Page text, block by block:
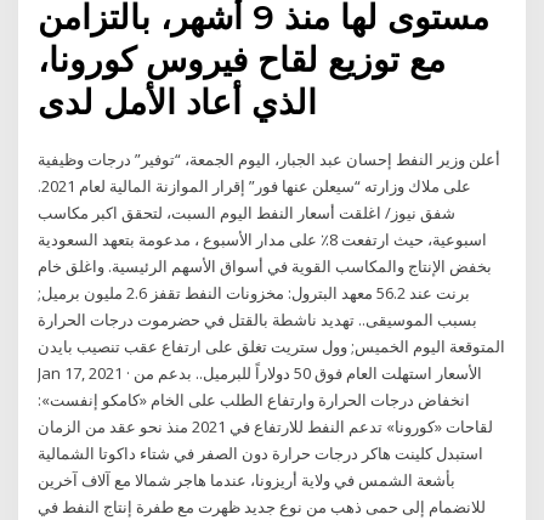
مستوى لها منذ 9 أشهر، بالتزامن
مع توزيع لقاح فيروس كورونا،
الذي أعاد الأمل لدى
أعلن وزير النفط إحسان عبد الجبار، اليوم الجمعة، “توفير” درجات وظيفية
على ملاك وزارته “سيعلن عنها فور” إقرار الموازنة المالية لعام 2021.
شفق نيوز/ اغلقت أسعار النفط اليوم السبت، لتحقق اكبر مكاسب
اسبوعية، حيث ارتفعت 8٪ على مدار الأسبوع ، مدعومة بتعهد السعودية
بخفض الإنتاج والمكاسب القوية في أسواق الأسهم الرئيسية. واغلق خام
برنت عند 56.2 معهد البترول: مخزونات النفط تقفز 2.6 مليون برميل;
بسبب الموسيقى.. تهديد ناشطة بالقتل في حضرموت درجات الحرارة
المتوقعة اليوم الخميس; وول ستريت تغلق على ارتفاع عقب تنصيب بايدن
Jan 17, 2021 · الأسعار استهلت العام فوق 50 دولاراً للبرميل.. بدعم من
انخفاض درجات الحرارة وارتفاع الطلب على الخام «كامكو إنفست»:
لقاحات «كورونا» تدعم النفط للارتفاع في 2021 منذ نحو عقد من الزمان
استبدل كلينت هاكر درجات حرارة دون الصفر في شتاء داكوتا الشمالية
بأشعة الشمس في ولاية أريزونا، عندما هاجر شمالا مع آلاف آخرين
للانضمام إلى حمى ذهب من نوع جديد ظهرت مع طفرة إنتاج النفط في